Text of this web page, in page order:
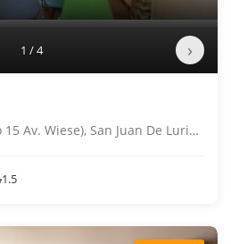
1 / 4 ›
Wiese), San Juan De Lurigancho
1.5